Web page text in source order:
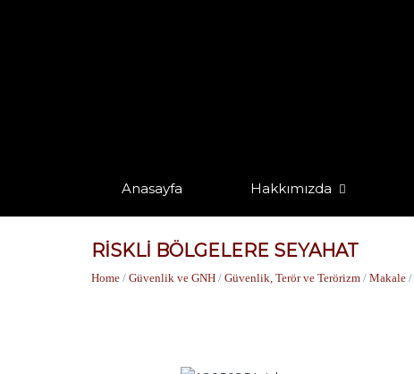
Anasayfa Hakkımızda
RİSKLİ BÖLGELERE SEYAHAT
Home / Güvenlik ve GNH / Güvenlik, Terör ve Terörizm / Makale /